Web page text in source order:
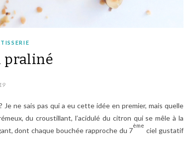
praliné
ne sais pas qui a eu cette idée en premier, mais quelle
du croustillant, l’acidulé du citron qui se mêle à la
dont chaque bouchée rapproche du 7
ème
ciel gustatif